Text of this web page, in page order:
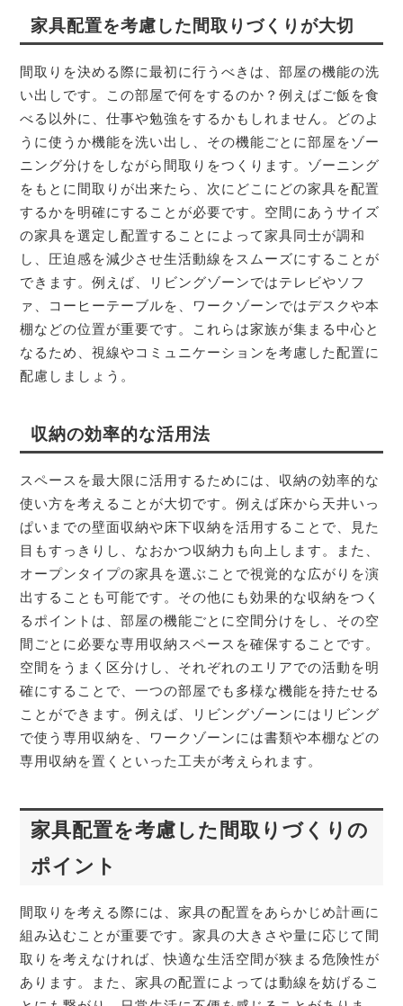
家具配置を考慮した間取りづくりが大切
間取りを決める際に最初に行うべきは、部屋の機能の洗
い出しです。この部屋で何をするのか？例えばご飯を食
べる以外に、仕事や勉強をするかもしれません。どのよ
うに使うか機能を洗い出し、その機能ごとに部屋をゾー
ニング分けをしながら間取りをつくります。ゾーニング
をもとに間取りが出来たら、次にどこにどの家具を配置
するかを明確にすることが必要です。空間にあうサイズ
の家具を選定し配置することによって家具同士が調和
し、圧迫感を減少させ生活動線をスムーズにすることが
できます。例えば、リビングゾーンではテレビやソフ
ァ、コーヒーテーブルを、ワークゾーンではデスクや本
棚などの位置が重要です。これらは家族が集まる中心と
なるため、視線やコミュニケーションを考慮した配置に
配慮しましょう。
収納の効率的な活用法
スペースを最大限に活用するためには、収納の効率的な
使い方を考えることが大切です。例えば床から天井いっ
ぱいまでの壁面収納や床下収納を活用することで、見た
目もすっきりし、なおかつ収納力も向上します。また、
オープンタイプの家具を選ぶことで視覚的な広がりを演
出することも可能です。その他にも効果的な収納をつく
るポイントは、部屋の機能ごとに空間分けをし、その空
間ごとに必要な専用収納スペースを確保することです。
空間をうまく区分けし、それぞれのエリアでの活動を明
確にすることで、一つの部屋でも多様な機能を持たせる
ことができます。例えば、リビングゾーンにはリビング
で使う専用収納を、ワークゾーンには書類や本棚などの
専用収納を置くといった工夫が考えられます。
家具配置を考慮した間取りづくりの
ポイント
間取りを考える際には、家具の配置をあらかじめ計画に
組み込むことが重要です。家具の大きさや量に応じて間
取りを考えなければ、快適な生活空間が狭まる危険性が
あります。また、家具の配置によっては動線を妨げるこ